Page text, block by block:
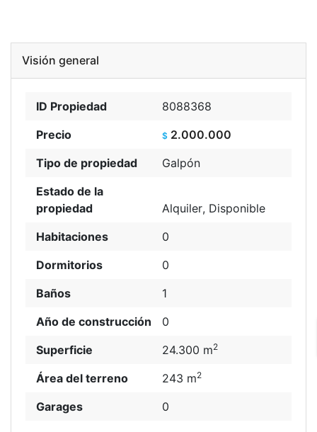
Visión general
ID Propiedad
8088368
Precio
$ 2.000.000
Tipo de propiedad
Galpón
Estado de la
propiedad
Alquiler, Disponible
Habitaciones
0
Dormitorios
0
Baños
1
Año de construcción
0
Superficie
24.300 m2
Área del terreno 243 m2
Garages 0